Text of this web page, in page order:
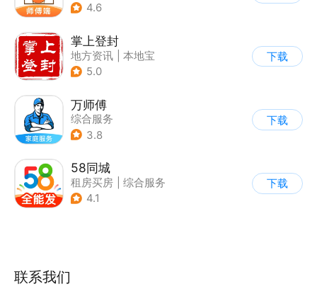
4.6
掌上登封
地方资讯
本地宝
| 综合服务
5.0
下载
万师傅
综合服务
3.8
下载
58同城
租房买房
综合服务
4.1
下载
联系我们